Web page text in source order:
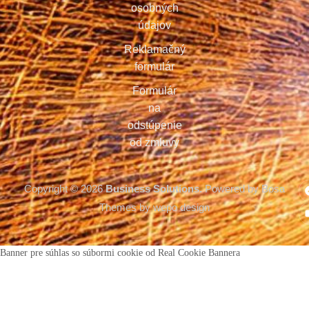
osobných
údajov
Reklamačný
formulár
Formulár
na
odstúpenie
od zmluvy
Copyright © 2026Business Solutions.Powered by Bosa
Themes by wepo design
Banner pre súhlas so súbormi cookie od Real Cookie Bannera